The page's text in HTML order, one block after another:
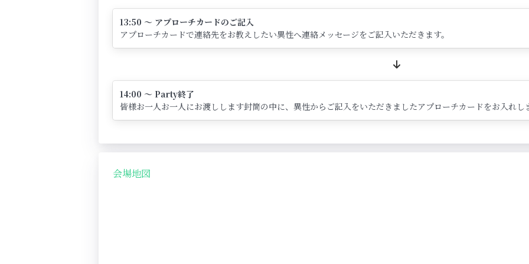
13:50 ～ アプローチカードのご記入
アプローチカードで連絡先をお教えしたい異性へ連絡メッセージをご記入いただきます。
14:00 ～ Party終了
皆様お一人お一人にお渡しします封筒の中に、異性からご記入をいただきましたアプローチカードをお入れし
会場地図